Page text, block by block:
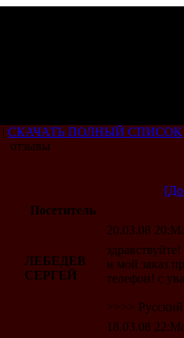
| СКАЧАТЬ ПОЛНЫЙ СПИСОК
отзывы
Посетитель
ЛЕБЕДЕВ
СЕРГЕЙ
20.03.08
и мой заказ
телефон! с
>>>>
18.03.08